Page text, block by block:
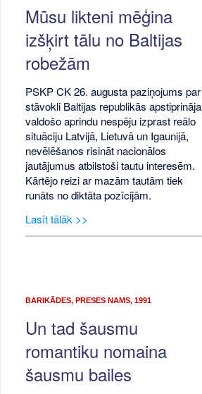
Mūsu likteni mēģina
izšķirt tālu no Baltijas
robežām
PSKP CK 26. augusta paziņojums par
stāvokli Baltijas republikās apstiprināja
valdošo aprindu nespēju izprast reālo
situāciju Latvijā, Lietuvā un Igaunijā,
nevēlēšanos risināt nacionālos
jautājumus atbilstoši tautu interesēm.
Kārtējo reizi ar mazām tautām tiek
runāts no diktāta pozīcijām.
Lasīt tālāk >>
BARIKĀDES, PRESES NAMS, 1991
Un tad šausmu
romantiku nomaina
šausmu bailes